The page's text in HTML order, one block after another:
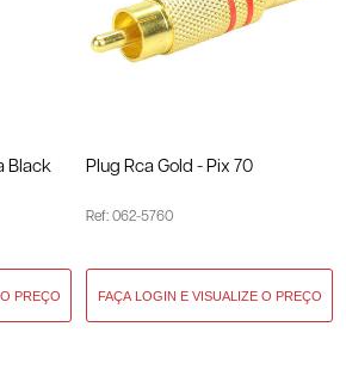
Black
Plug Rca Gold - Pix 70
Ref: 062-5760